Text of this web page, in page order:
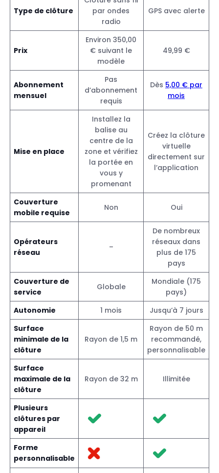
Type de clôture
par ondes
radio
GPS avec alerte
Prix
Environ 350,00
€ suivant le
modèle
49,99 €
Abonnement
mensuel
Pas
d’abonnement
requis
Dès 5,00 € par
mois
Mise en place
Installez la
balise au
centre de la
zone et vérifiez
la portée en
vous y
promenant
Créez la clôture
virtuelle
directement sur
l’application
Couverture
mobile requise
Non Oui
Opérateurs
réseau
–
De nombreux
réseaux dans
plus de 175
pays
Couverture de
service
Globale
Mondiale (175
pays)
Autonomie
1 mois
Jusqu’à 7 jours
Surface
minimale de la
clôture
Rayon de 1,5 m
Rayon de 50 m
recommandé,
personnalisable
Surface
maximale de la
clôture
Rayon de 32 m Illimitée
Plusieurs
clôtures par
appareil
Forme
personnalisable